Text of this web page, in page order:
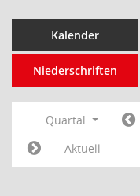
Kalender
Niederschriften
Quartal
Aktuell